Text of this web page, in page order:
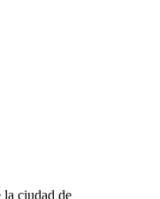
la ciudad de